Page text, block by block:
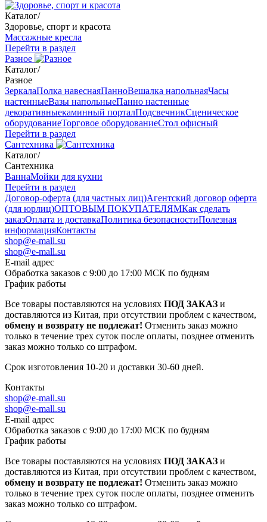
Каталог/
Здоровье, спорт и красота
Массажные кресла
Перейти в раздел
Разное
Каталог/
Разное
ЗеркалаПолка навеснаяПанноВешалка напольнаяЧасы
настенныеВазы напольныеПанно настенные
декоративныекаминный порталПодсвечникСценическое
оборудованиеТорговое оборудованиеСтол офисный
Перейти в раздел
Сантехника
Каталог/
Сантехника
ВаннаМойки для кухни
Перейти в раздел
Договор-оферта (для частных лиц)Агентский договор оферта
(для юрлиц)ОПТОВЫМ ПОКУПАТЕЛЯМКак сделать
заказОплата и доставкаПолитика безопасностиПолезная
информацияКонтакты
shop@e-mall.su
shop@e-mall.su
E-mail адрес
Обработка заказов с 9:00 до 17:00 МСК по будням
График работы
Все товары поставляются на условиях ПОД ЗАКАЗ и
доставляются из Китая, при отсутствии проблем с качеством,
обмену и возврату не подлежат! Отменить заказ можно
только в течение трех суток после оплаты, позднее отменить
заказ можно только со штрафом.
Срок изготовления 10-20 и доставки 30-60 дней.
Контакты
shop@e-mall.su
shop@e-mall.su
E-mail адрес
Обработка заказов с 9:00 до 17:00 МСК по будням
График работы
Все товары поставляются на условиях ПОД ЗАКАЗ и
доставляются из Китая, при отсутствии проблем с качеством,
обмену и возврату не подлежат! Отменить заказ можно
только в течение трех суток после оплаты, позднее отменить
заказ можно только со штрафом.